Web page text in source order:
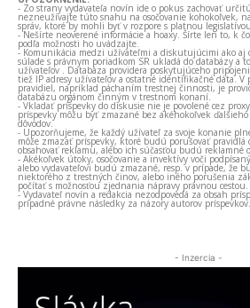
- Zo strany vydavateľa novín ide o pokus zachovať
nezneužívajte túto snahu na osočovanie kohokoľvek,
správ, ktoré by mohli byť v rozpore s platnou
- Nešírte neoverené informácie a hoaxy. Šírte len to, k
podľa možnosti ho uvádzajte.
- Komunikácia medzi užívateľmi a diskutujúcimi ako aj
súlade s právnym poriadkom SR ukladá do databázy a
užívateľov . Databáza providera poskytujúceho
tiež IP adresy užívateľov a ostatné identifikačné dáta. V
pravidiel, napríklad páchaním trestnej činnosti, je
databázu orgánom činným v trestnom konaní.
- Vkladať príspevky do diskusie nie je povolené cez
príspevky môžu byť zmazané bez akéhokoľvek
dôvodov.
- Upozorňujeme, že každý užívateľ za svoje konanie
môže zmazať príspevky, ktoré budú porušovať
obsahovať reklamu, alebo ich súčasťou budú reklamné
- Akékoľvek útoky, osočovanie a invektívy voči
alebo vydavateľovi budú zmazané, resp. v prípade, že
niektorého z trestných činov, alebo iného porušenia
počítať s možnosťou zjednania nápravy právnou cestou.
- Vydavateľ novín a redakcia nezodpovedá za obsah
prípadné právne následky za názory autorov príspevkov.
- Inzercia -